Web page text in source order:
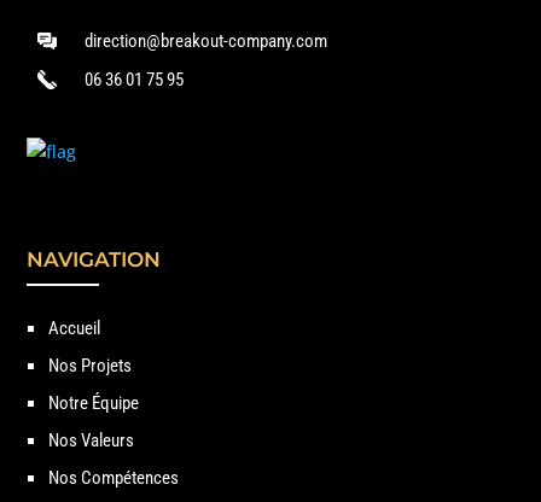
direction@breakout-company.com
06 36 01 75 95
NAVIGATION
Accueil
Nos Projets
Notre Équipe
Nos Valeurs
Nos Compétences